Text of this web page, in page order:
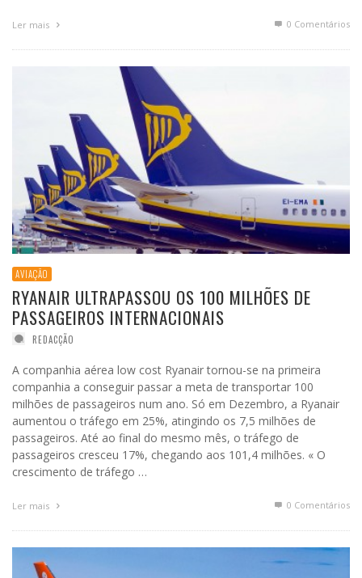
Ler mais 0 Comentários
AVIAÇÃO
RYANAIR ULTRAPASSOU OS 100 MILHÕES DE
PASSAGEIROS INTERNACIONAIS
REDACÇÃO
A companhia aérea low cost Ryanair tornou-se na primeira
companhia a conseguir passar a meta de transportar 100
milhões de passageiros num ano. Só em Dezembro, a Ryanair
aumentou o tráfego em 25%, atingindo os 7,5 milhões de
passageiros. Até ao final do mesmo mês, o tráfego de
passageiros cresceu 17%, chegando aos 101,4 milhões. « O
crescimento de tráfego …
Ler mais 0 Comentários